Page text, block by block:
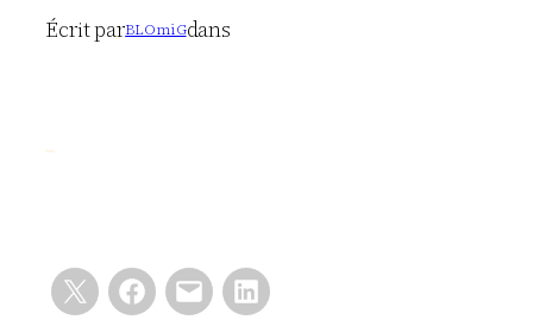
Écrit parBLOmiGdans